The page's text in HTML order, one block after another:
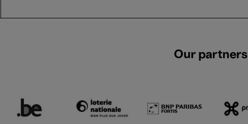
Our partners